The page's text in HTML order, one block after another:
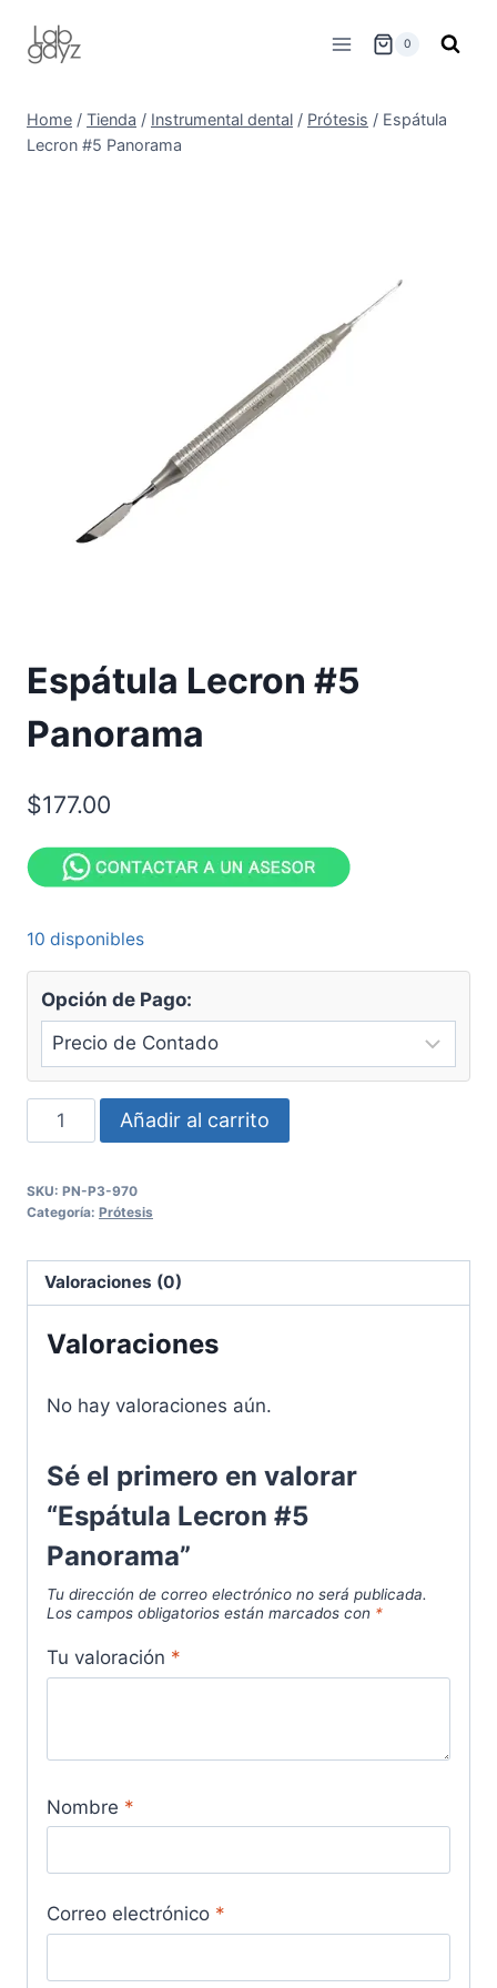
0
Home / Tienda / Instrumental dental / Prótesis / Espátula
Lecron #5 Panorama
Espátula Lecron #5
Panorama
$177.00
10 disponibles
Opción de Pago:
Espátula
Lecron
Panorama
Añadir al carrito
SKU: PN-P3-970
Categoría: Prótesis
Valoraciones (0)
Valoraciones
No hay valoraciones aún.
Sé el primero en valorar
“Espátula Lecron #5
Panorama”
Tu dirección de correo electrónico no será publicada.
Los campos obligatorios están marcados con *
Tu valoración *
Nombre *
Correo electrónico *